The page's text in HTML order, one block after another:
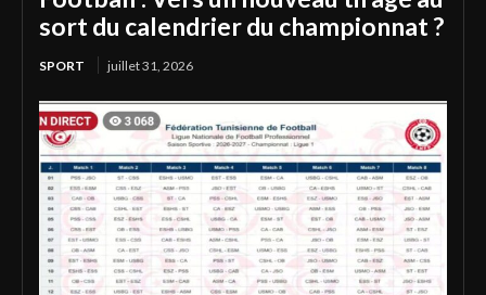
sort du calendrier du championnat ?
SPORT juillet 31, 2026